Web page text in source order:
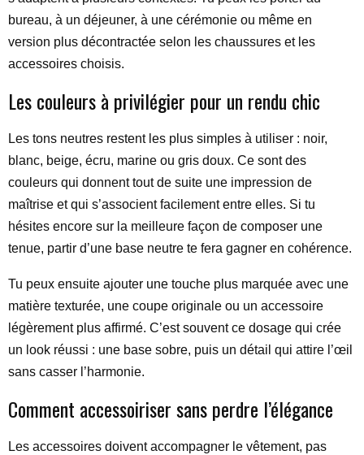
bureau, à un déjeuner, à une cérémonie ou même en
version plus décontractée selon les chaussures et les
accessoires choisis.
Les couleurs à privilégier pour un rendu chic
Les tons neutres restent les plus simples à utiliser : noir,
blanc, beige, écru, marine ou gris doux. Ce sont des
couleurs qui donnent tout de suite une impression de
maîtrise et qui s’associent facilement entre elles. Si tu
hésites encore sur la meilleure façon de composer une
tenue, partir d’une base neutre te fera gagner en cohérence.
Tu peux ensuite ajouter une touche plus marquée avec une
matière texturée, une coupe originale ou un accessoire
légèrement plus affirmé. C’est souvent ce dosage qui crée
un look réussi : une base sobre, puis un détail qui attire l’œil
sans casser l’harmonie.
Comment accessoiriser sans perdre l’élégance
Les accessoires doivent accompagner le vêtement, pas